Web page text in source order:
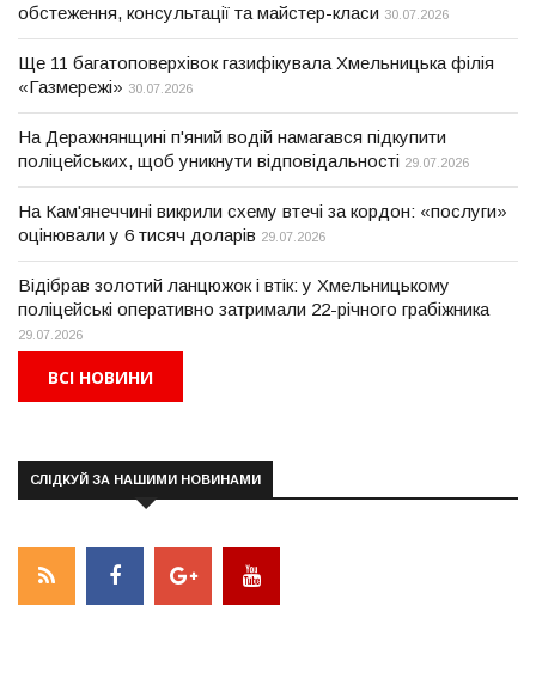
обстеження, консультації та майстер-класи 30.07.2026
Ще 11 багатоповерхівок газифікувала Хмельницька філія
«Газмережі» 30.07.2026
На Деражнянщині п'яний водій намагався підкупити
поліцейських, щоб уникнути відповідальності 29.07.2026
На Кам'янеччині викрили схему втечі за кордон: «послуги»
оцінювали у 6 тисяч доларів 29.07.2026
Відібрав золотий ланцюжок і втік: у Хмельницькому
поліцейські оперативно затримали 22-річного грабіжника
29.07.2026
ВСІ НОВИНИ
СЛІДКУЙ ЗА НАШИМИ НОВИНАМИ